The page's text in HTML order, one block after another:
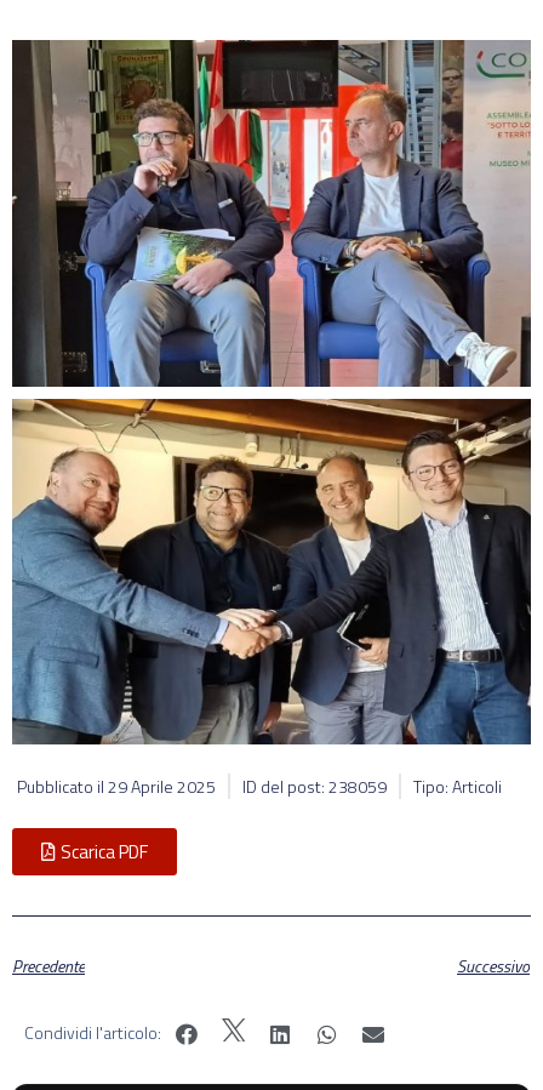
Pubblicato il29 Aprile 2025 ID del post: 238059 Tipo: Articoli
Scarica PDF
Precedente Successivo
Condividi l'articolo: